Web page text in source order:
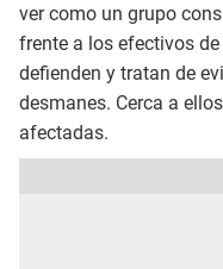
ver como un grupo
frente a los efectivos
defienden y tratan de
desmanes. Cerca a
afectadas.